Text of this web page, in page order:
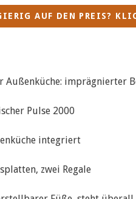
AUF DEN PREIS?
Außenküche: imprägnierter
Pulse 2000
integriert
zwei Regale